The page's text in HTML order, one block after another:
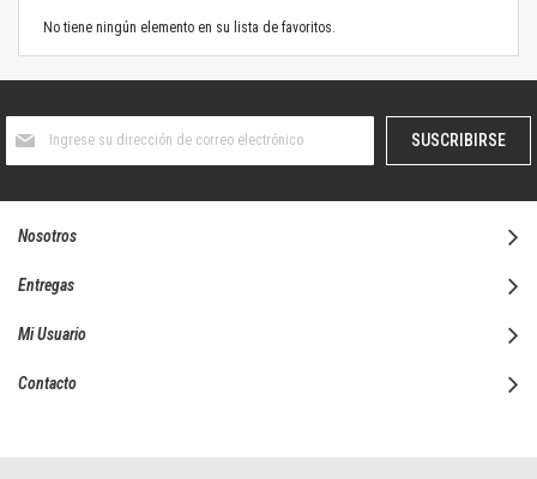
No tiene ningún elemento en su lista de favoritos.
boletín
SUSCRIBIRSE
Nosotros
Entregas
Mi Usuario
Contacto